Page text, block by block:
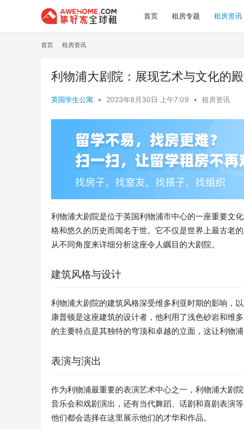
首页 租房专题 租房资讯
首页 租房资讯
利物浦大剧院：展现艺术与文化的
英国学生公寓 • 2023年8月30日 上午7:09 • 租房资讯
利物浦大剧院是位于英国利物浦市中心的一座重要文
格和悠久的历史而闻名于世。它不仅是世界上最古老
从不同角度来详细分析这座令人瞩目的大剧院。
建筑风格与设计
利物浦大剧院的建筑风格深受维多利亚时期的影响，
康普顿是这座建筑的设计者，他利用了浅色砂岩和维
的主要特点是其独特的穹顶和卓越的立面，这让利物
表演与演出
作为利物浦最重要的表演艺术中心之一，利物浦大剧
音乐会和戏剧演出，还有当代舞蹈、话剧和喜剧表演
他们都会选择在这里展示他们的才华和作品。